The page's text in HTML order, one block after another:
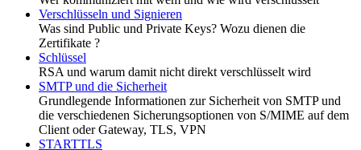
Verschlüsseln und Signieren
Was sind Public und Private Keys? Wozu dienen die
Zertifikate ?
Schlüssel
RSA und warum damit nicht direkt verschlüsselt wird
SMTP und die Sicherheit
Grundlegende Informationen zur Sicherheit von SMTP und
die verschiedenen Sicherungsoptionen von S/MIME auf dem
Client oder Gateway, TLS, VPN
STARTTLS